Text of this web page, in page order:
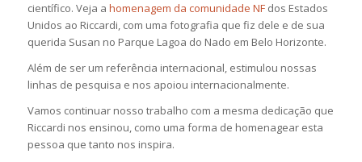
científico. Veja a homenagem da comunidade NFdos Estados
Unidos ao Riccardi, com uma fotografia que fiz dele e de sua
querida Susan no Parque Lagoa do Nado em Belo Horizonte.
Além de ser um referência internacional, estimulou nossas
linhas de pesquisa e nos apoiou internacionalmente.
Vamos continuar nosso trabalho com a mesma dedicação que
Riccardi nos ensinou, como uma forma de homenagear esta
pessoa que tanto nos inspira.